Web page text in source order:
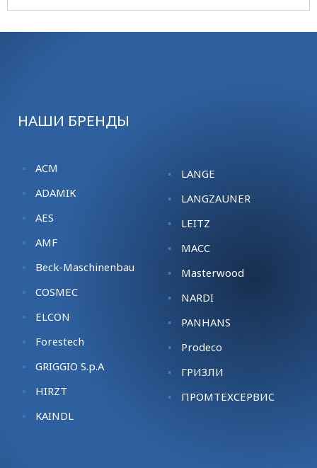
НАШИ БРЕНДЫ
ACM
ADAMIK
AES
AMF
Beck-Maschinenbau
COSMEC
ELCON
Forestech
GRIGGIO S.p.A
HIRZT
KАINDL
LANGE
LANGZAUNER
LEITZ
MACC
Masterwood
NARDI
PANHANS
Prodeco
ГРИЗЛИ
ПРОМТЕХСЕРВИС